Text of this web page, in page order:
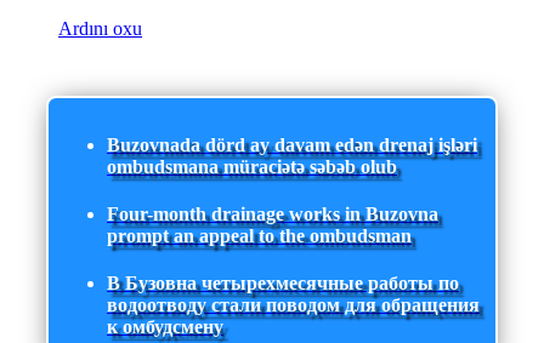
Ardını oxu
Buzovnada dörd ay davam edən drenaj işləri
ombudsmana müraciətə səbəb olub
Four-month drainage works in Buzovna
prompt an appeal to the ombudsman
В Бузовна четырехмесячные работы по
водоотводу стали поводом для обращения
к омбудсмену